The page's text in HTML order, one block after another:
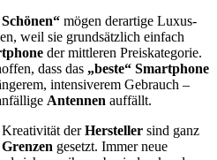
mögen derartige Luxus-
weil sie grundsätzlich einfach
der mittleren Preiskategorie.
dass das „beste“ Smartphone
intensiverem Gebrauch –
Antennen auffällt.
derHersteller sind ganz
Grenzen gesetzt. Immer neue